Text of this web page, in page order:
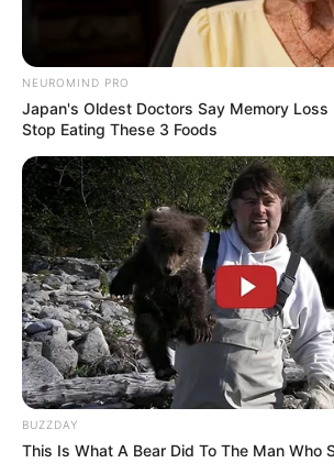
NEUROMIND PRO
Japan's Oldest Doctors Say Memory
Stop Eating These 3 Foods
BUZZDAY
This Is What A Bear Did To The Man Who